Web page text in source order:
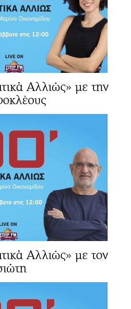
Αλλιώς» με την
Αλλιώς» με τον